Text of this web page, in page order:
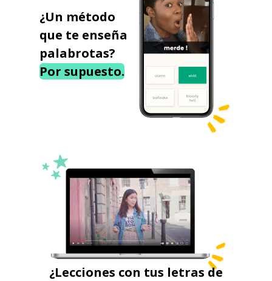
¿Un método
que te enseña
palabrotas?
Por supuesto.
¿Lecciones con tus letras de